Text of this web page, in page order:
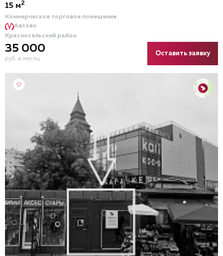
Коммерческое торговое помещение
Автово
Красносельский район
35 000
руб. в месяц
15 м2
Оставить заявку